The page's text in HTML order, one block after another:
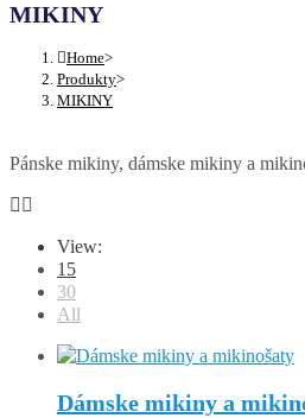
MIKINY
Home>
Produkty>
MIKINY
Pánske mikiny, dámske mikiny a
View:
15
30
All
Dámske mikiny a